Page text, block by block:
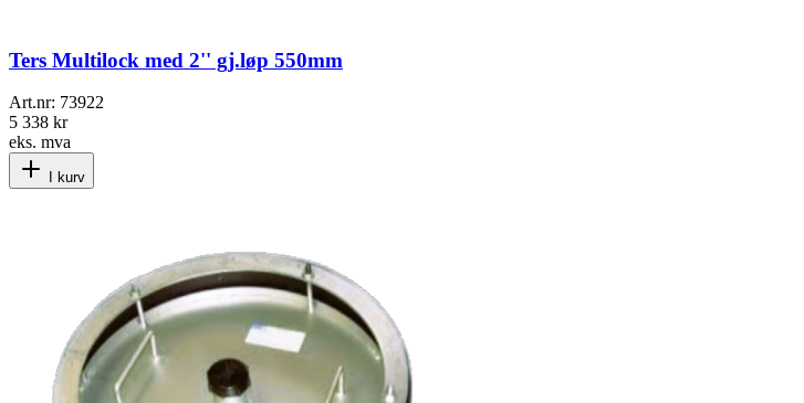
Ters Multilock med 2'' gj.løp 550mm
Art.nr: 73922
5 338 kr
eks. mva
I kurv